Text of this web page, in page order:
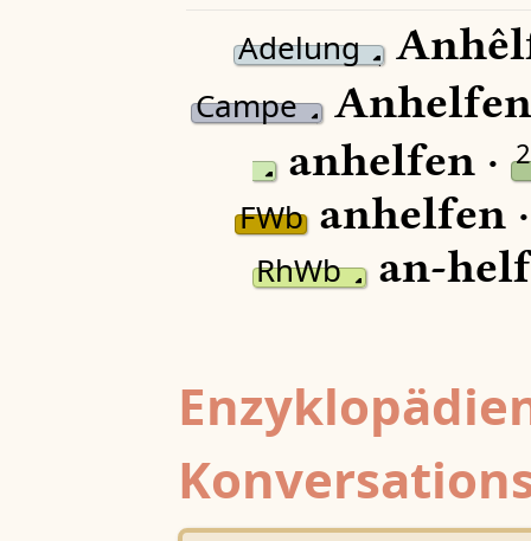
Adelung
Campe
anhelfen ·2
FWbanhelfen
RhWb an-